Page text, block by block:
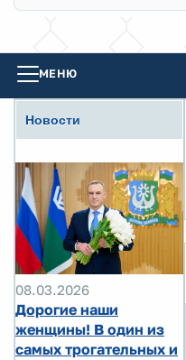
МЕНЮ
Новости
08.03.2026
Дорогие наши
женщины! В один из
самых трогательных и